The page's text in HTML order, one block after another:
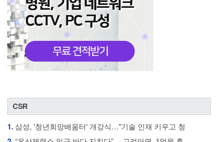
CSR
1.삼성, '청년희망배움터' 개강식…"기술 인재 키우고 청